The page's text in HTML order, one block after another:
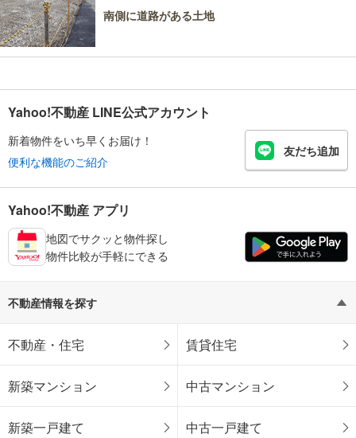
南側に道路がある土地
Yahoo!不動産 LINE公式アカウント
新着物件をいち早くお届け！
便利な機能のご紹介
友だち追加
Yahoo!不動産 アプリ
地図でサクッと物件探し
物件比較が手軽にできる
不動産情報を探す
不動産・住宅 賃貸住宅
新築マンション 中古マンション
新築一戸建て 中古一戸建て